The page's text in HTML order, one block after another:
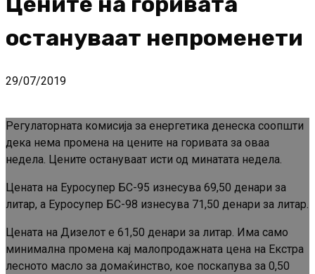
остануваат непроменети
29/07/2019
Регулаторната комисија за енергетика денеска соопшти
дека нема промена на цените на горивата за оваа
недела. Цените остануваат исти од минатата недела.
Цената на Еуросупер БС-95 изнесува 69,50 денари за
литар, а Еуросупер БС-98 изнесува 71,50 денари за литар.
Цената на Дизелот е 61,50 денари за литар. Има само
минимална промена кај малопродажната цена на Екстра
лесното масло за домаќинство, кое поскапува за 0,50